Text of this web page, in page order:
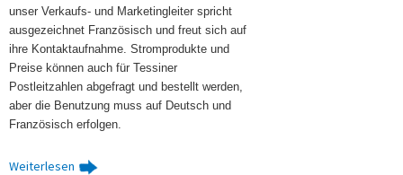
unser Verkaufs- und Marketingleiter spricht
ausgezeichnet Französisch und freut sich auf
ihre Kontaktaufnahme. Stromprodukte und
Preise können auch für Tessiner
Postleitzahlen abgefragt und bestellt werden,
aber die Benutzung muss auf Deutsch und
Französisch erfolgen.
Weiterlesen